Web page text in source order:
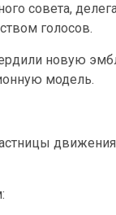
совета,
голосов.
новую
модель.